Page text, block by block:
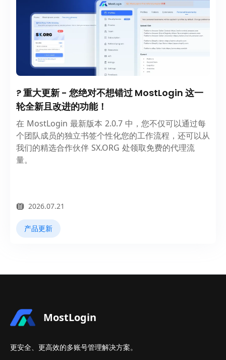
? 重大更新 - 您绝对不想错过 MostLogin 这一
轮全新且改进的功能！
在 MostLogin 最新版本 2.0.7 中，您不仅可以通过每
个团队成员的独立书签个性化您的工作流程，还可以从
我们的精选合作伙伴 SX.ORG 处领取免费的代理流
量。
2026.07.21
产品更新
MostLogin
更安全、更高效的多账号管理解决方案。